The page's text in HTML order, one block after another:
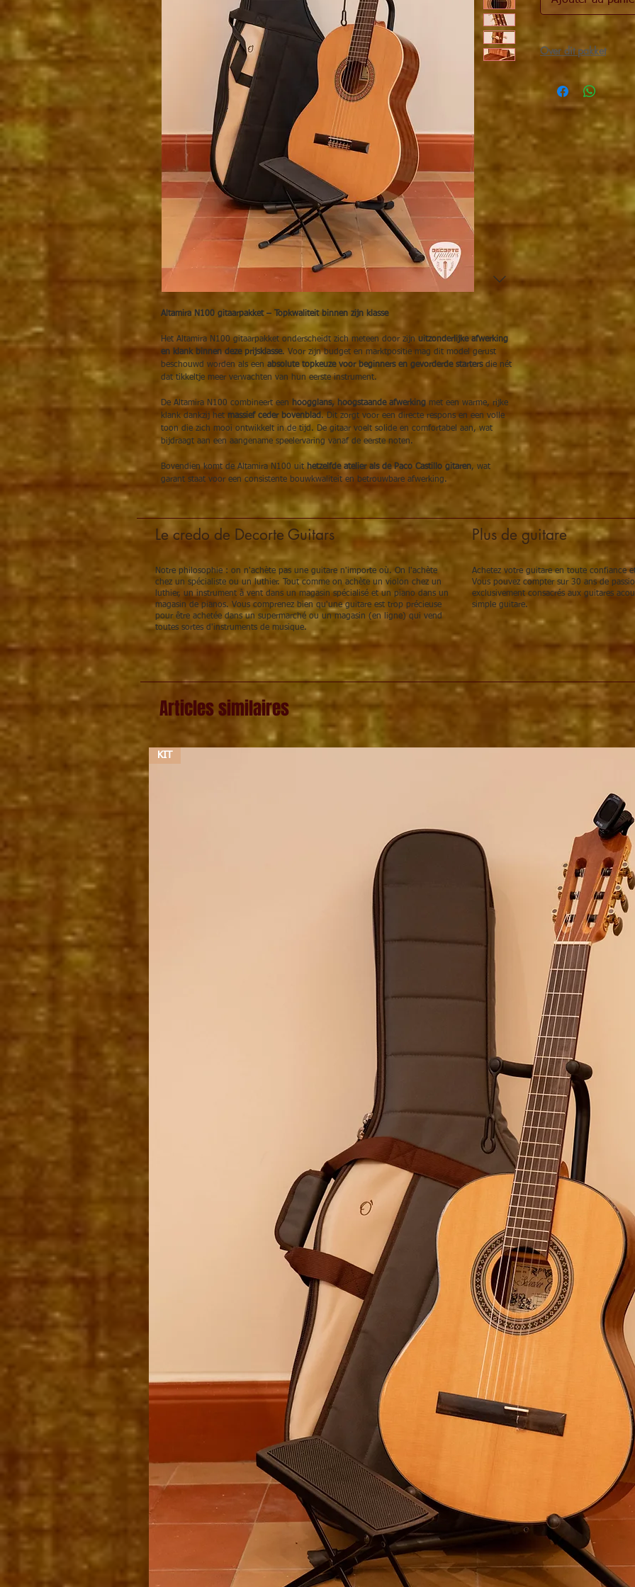
Altamira N100 gitaarpakket – Topkwaliteit binnen zijn klasse
Het Altamira N100 gitaarpakket onderscheidt zich meteen door zijn uitzonderlijke afwerking
en klank binnen deze prijsklasse. Voor zijn budget en marktpositie mag dit model gerust
beschouwd worden als een absolute topkeuze voor beginners en gevorderde startersdie nét
dat tikkeltje meer verwachten van hun eerste instrument.
De Altamira N100 combineert een hoogglans, hoogstaande afwerking met een warme, rijke
klank dankzij het massief ceder bovenblad. Dit zorgt voor een directe respons en een volle
toon die zich mooi ontwikkelt in de tijd. De gitaar voelt solide en comfortabel aan, wat
bijdraagt aan een aangename speelervaring vanaf de eerste noten.
Bovendien komt de Altamira N100 uit hetzelfde atelier als de Paco Castillo gitaren, wat
garant staat voor een consistente bouwkwaliteit en betrouwbare afwerking.
Over dit pakket
Wat zit er in dit
Altamira N100
bovenblad
Stevige 20 mm
Clip-on tuner
stemmen
Zwart gitaar
Zwart gitaarstatief
gitaar
alles in huis om goed
2000
een
aangepaste, extra
en onbeschadigd
Voor verzending
en professioneel
je zeker van een
zekerheid biedt bij je
met dit complete
Le credo de Decorte Guitars
Notre philosophie : on n'achète pas une guitare n'importe où. On l'achète
chez un spécialiste ou un luthier. Tout comme on achète un violon chez un
luthier, un instrument à vent dans un magasin spécialisé et un piano dans un
magasin de pianos. Vous comprenez bien qu'une guitare est trop précieuse
pour être achetée dans un supermarché ou un magasin (en ligne) qui vend
toutes sortes d'instruments de musique.
Plus de guitare
Achetez votre guitare en toute confiance
Vous pouvez compter sur 30 ans de
exclusivement consacrés aux guitares
simple guitare.
Articles similaires
KIT